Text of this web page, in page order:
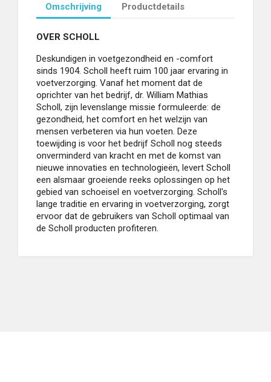
Omschrijving Productdetails
OVER SCHOLL
Deskundigen in voetgezondheid en -comfort
sinds 1904. Scholl heeft ruim 100 jaar ervaring in
voetverzorging. Vanaf het moment dat de
oprichter van het bedrijf, dr. William Mathias
Scholl, zijn levenslange missie formuleerde: de
gezondheid, het comfort en het welzijn van
mensen verbeteren via hun voeten. Deze
toewijding is voor het bedrijf Scholl nog steeds
onverminderd van kracht en met de komst van
nieuwe innovaties en technologieën, levert Scholl
een alsmaar groeiende reeks oplossingen op het
gebied van schoeisel en voetverzorging. Scholl's
lange traditie en ervaring in voetverzorging, zorgt
ervoor dat de gebruikers van Scholl optimaal van
de Scholl producten profiteren.